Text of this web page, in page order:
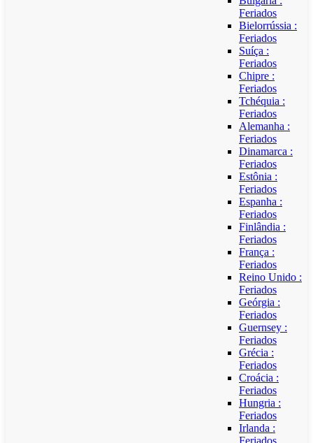
Feriados
Bielorrússia :
Feriados
Suíça :
Feriados
Chipre :
Feriados
Tchéquia :
Feriados
Alemanha :
Feriados
Dinamarca :
Feriados
Estônia :
Feriados
Espanha :
Feriados
Finlândia :
Feriados
França :
Feriados
Reino Unido :
Feriados
Geórgia :
Feriados
Guernsey :
Feriados
Grécia :
Feriados
Croácia :
Feriados
Hungria :
Feriados
Irlanda :
Feriados